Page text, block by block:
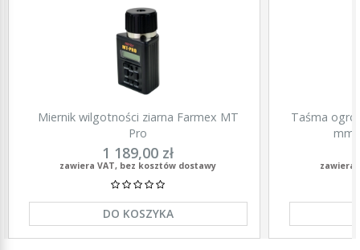
Miernik wilgotności ziarna Farmex MT
Pro
1 189,00 zł
zawiera VAT, bez kosztów dostawy
DO KOSZYKA
Taśma
mm,
zawiera